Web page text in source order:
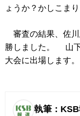
ょうか？かしこまり
審査の結果、佐
勝しました。 山下
大会に出場します。
執筆：